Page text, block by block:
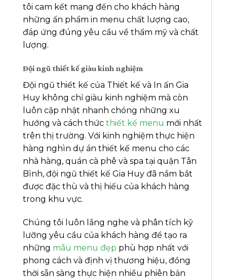
tôi cam kết mang đến cho khách hàng
những ấn phẩm in menu chất lượng cao,
đáp ứng đúng yêu cầu về thẩm mỹ và chất
lượng.
Đội ngũ thiết kế giàu kinh nghiệm
Đội ngũ thiết kế của Thiết kế và In ấn Gia
Huy không chỉ giàu kinh nghiệm mà còn
luôn cập nhật nhanh chóng những xu
hướng và cách thức thiết kế menu mới nhất
trên thị trường. Với kinh nghiệm thực hiện
hàng nghìn dự án thiết kế menu cho các
nhà hàng, quán cà phê và spa tại quận Tân
Bình, đội ngũ thiết kế Gia Huy đã nắm bắt
được đặc thù và thị hiếu của khách hàng
trong khu vực.
Chúng tôi luôn lắng nghe và phân tích kỹ
lưỡng yêu cầu của khách hàng để tạo ra
những mẫu menu đẹp phù hợp nhất với
phong cách và định vị thương hiệu, đồng
thời sẵn sàng thực hiện nhiều phiên bản